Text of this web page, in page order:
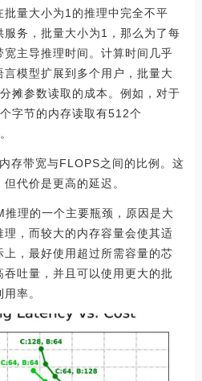
量大小为1的推理中完全不平
务，批量大小为1，那么为了每
主导推理时间。计算时间几乎
模型扩展到多个用户，批量大
摊参数读取的成本。例如，对于
字节的内存读取有512个
存带宽与FLOPS之间的比例。这
代价是更高的延迟。
理的一个主要瓶颈，原因是大
，而较大的内存容量会使其适
，最好使用超过所需容量的芯
吐量，并且可以使用更大的批
率。